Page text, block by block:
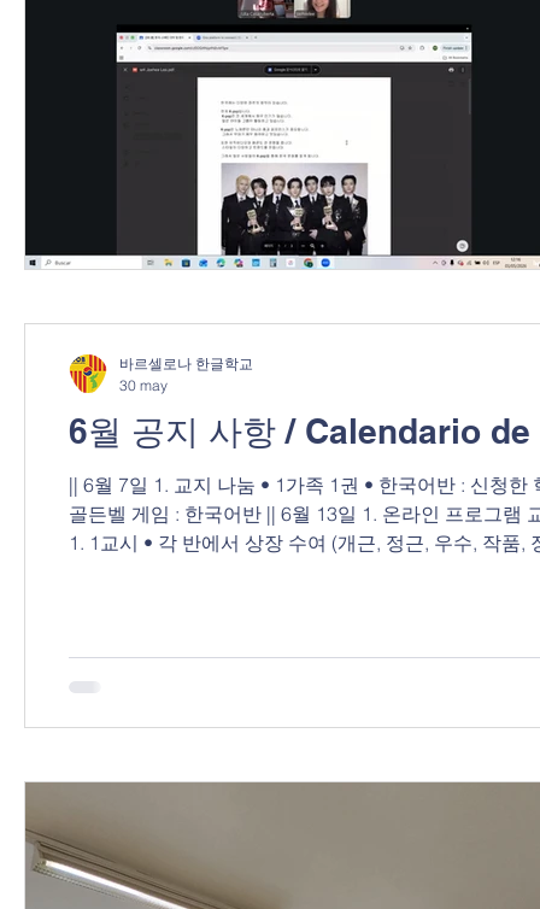
6월 공지 사항 / Calendario
|| 6월 7일 1. 교지 나눔 • 1가족 1권 • 한국어반 : 신청한 학생 • 6월 7일에 받지 못한 학생들은 6월 13일 행정교사에게 신청 2.
골든벨 게임 : 한국어반 || 6월 13일 1. 온라인 프로그램 교환 학생 모임(1교시 후) 2. 3학기 시험 3. 역사 수업(6.25) || 6월 20일
1. 1교시 • 각 반에서 상장 수여 (개근, 정근, 우수, 작품, 장학생) • 수료증, 학습 평가서는 메일로 전송 2. 졸업식 및 종업식 체
바르셀로나 한글학교
30 may